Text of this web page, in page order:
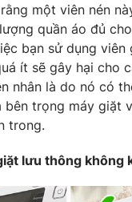
Shorts
VTV Thể
Bất động
một viên nén
quần áo đủ
bạn sử dụng viên
ít sẽ gây hại cho
nhân là do nó có
bên trọng máy giặt
trong.
lưu thông không